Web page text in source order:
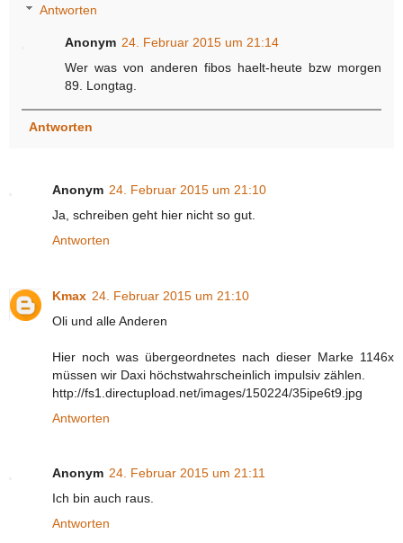
Antworten
Anonym 24. Februar 2015 um 21:14
Wer was von anderen fibos haelt-heute bzw morgen
89. Longtag.
Antworten
Anonym 24. Februar 2015 um 21:10
Ja, schreiben geht hier nicht so gut.
Antworten
Kmax 24. Februar 2015 um 21:10
Oli und alle Anderen
Hier noch was übergeordnetes nach dieser Marke 1146x
müssen wir Daxi höchstwahrscheinlich impulsiv zählen.
http://fs1.directupload.net/images/150224/35ipe6t9.jpg
Antworten
Anonym 24. Februar 2015 um 21:11
Ich bin auch raus.
Antworten